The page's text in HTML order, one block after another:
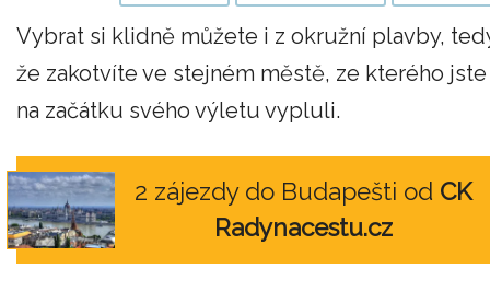
Vybrat si klidně můžete i z okružní plavby,
že zakotvíte ve stejném městě, ze kterého jste
na začátku svého výletu vypluli.
2 zájezdy do Budapešti od CK
Radynacestu.cz